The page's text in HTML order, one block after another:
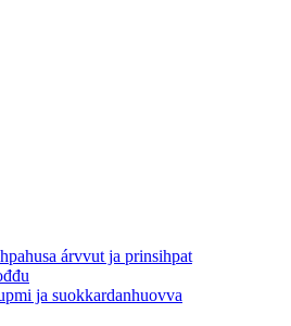
árvvut ja prinsihpat
ja suokkardanhuovva